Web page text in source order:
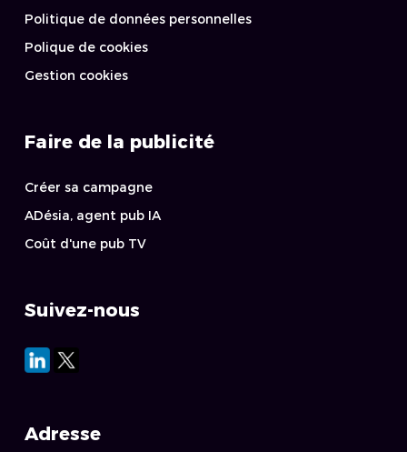
Politique de données personnelles
Polique de cookies
Gestion cookies
Faire de la publicité
Créer sa campagne
ADésia, agent pub IA
Coût d'une pub TV
Suivez-nous
Adresse